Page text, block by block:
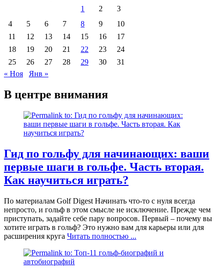
1
2
3
4
5 6 7 8 9
10
11
12 13 14 15 16
17
18
19 20 21 22 23
24
25
26 27 28 29 30
31
« Ноя
Янв »
В центре внимания
Гид по гольфу для начинающих: ваши
первые шаги в гольфе. Часть вторая.
Как научиться играть?
По материалам Golf Digest Начинать что-то с нуля всегда
непросто, и гольф в этом смысле не исключение. Прежде чем
приступать, задайте себе пару вопросов. Первый – почему вы
хотите играть в гольф? Это нужно вам для карьеры или для
расширения круга Читать полностью ...